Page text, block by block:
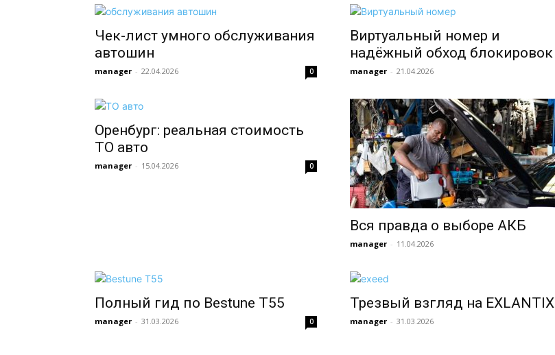
Чек-лист умного обслуживания
автошин
manager - 22.04.2026 0
Виртуальный номер и
надёжный обход блокировок
manager - 21.04.2026
Оренбург: реальная стоимость
ТО авто
manager - 15.04.2026 0
Вся правда о выборе АКБ
manager - 11.04.2026
Полный гид по Bestune T55
manager - 31.03.2026 0
Трезвый взгляд на EXLANTIX
manager - 31.03.2026